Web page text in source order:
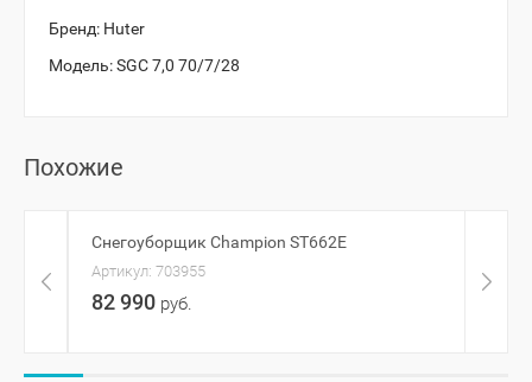
Бренд: Huter
Модель:SGC 7,0 70/7/28
Похожие
Снегоуборщик Champion ST662E
Артикул: 703955
82 990 руб.